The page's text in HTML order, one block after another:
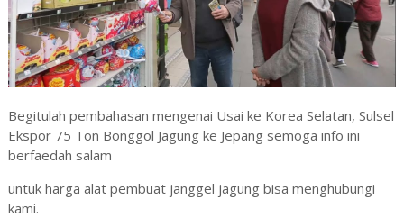
Begitulah pembahasan mengenai Usai ke Korea Selatan, Sulsel
Ekspor 75 Ton Bonggol Jagung ke Jepang semoga info ini
berfaedah salam
untuk harga alat pembuat janggel jagung bisa menghubungi
kami.